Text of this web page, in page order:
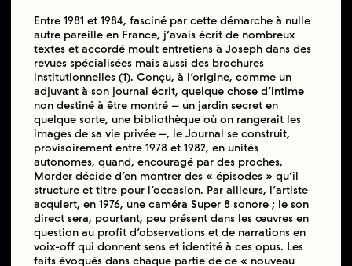
Entre 1981 et 1984, fasciné par cette démarche à nulle
autre pareille en France, j’avais écrit de nombreux
textes et accordé moult entretiens à Joseph dans des
revues spécialisées mais aussi des brochures
institutionnelles (1). Conçu, à l’origine, comme un
adjuvant à son journal écrit, quelque chose d’intime
non destiné à être montré – un jardin secret en
quelque sorte, une bibliothèque où on rangerait les
images de sa vie privée –, le Journal se construit,
provisoirement entre 1978 et 1982, en unités
autonomes, quand, encouragé par des proches,
Morder décide d’en montrer des « épisodes » qu’il
structure et titre pour l’occasion. Par ailleurs, l’artiste
acquiert, en 1976, une caméra Super 8 sonore ; le son
direct sera, pourtant, peu présent dans les œuvres en
question au profit d’observations et de narrations en
voix-off qui donnent sens et identité à ces opus. Les
faits évoqués dans chaque partie de ce « nouveau